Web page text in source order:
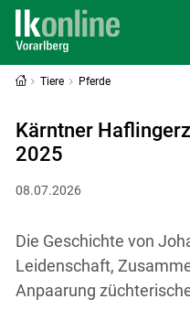
Tiere Pferde
Kärntner
2025
08.07.2026
Die Geschichte von
Leidenschaft,
Anpaarung